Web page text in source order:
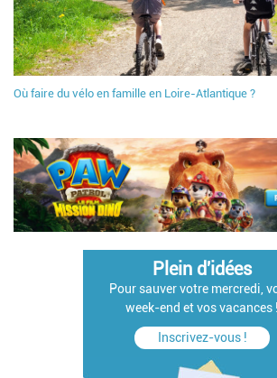
Où faire du vélo en famille en Loire-Atlantique ?
Plein d'idées
Pour sauver votre mercredi,
week-end et vos vacances !
Inscrivez-vous !